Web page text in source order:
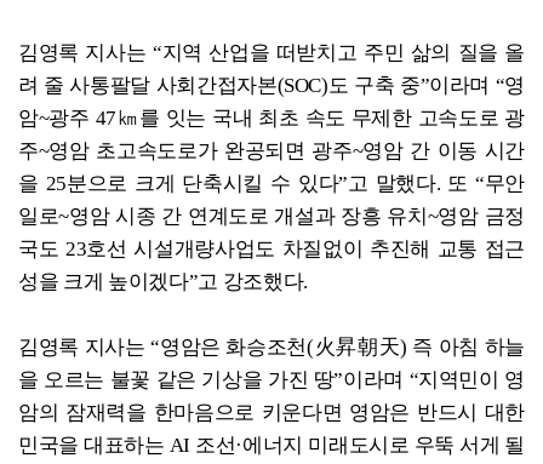
김영록 지사는 “지역 산업을 떠받치고 주민 삶의 질을 올
려 줄 사통팔달 사회간접자본(SOC)도 구축 중”이라며 “영
암~광주 47㎞를 잇는 국내 최초 속도 무제한 고속도로 광
주~영암 초고속도로가 완공되면 광주~영암 간 이동 시간
을 25분으로 크게 단축시킬 수 있다”고 말했다. 또 “무안
일로~영암 시종 간 연계도로 개설과 장흥 유치~영암 금정
국도 23호선 시설개량사업도 차질없이 추진해 교통 접근
성을 크게 높이겠다”고 강조했다.
김영록 지사는 “영암은 화승조천(火昇朝天) 즉 아침 하늘
을 오르는 불꽃 같은 기상을 가진 땅”이라며 “지역민이 영
암의 잠재력을 한마음으로 키운다면 영암은 반드시 대한
민국을 대표하는 AI 조선·에너지 미래도시로 우뚝 서게 될